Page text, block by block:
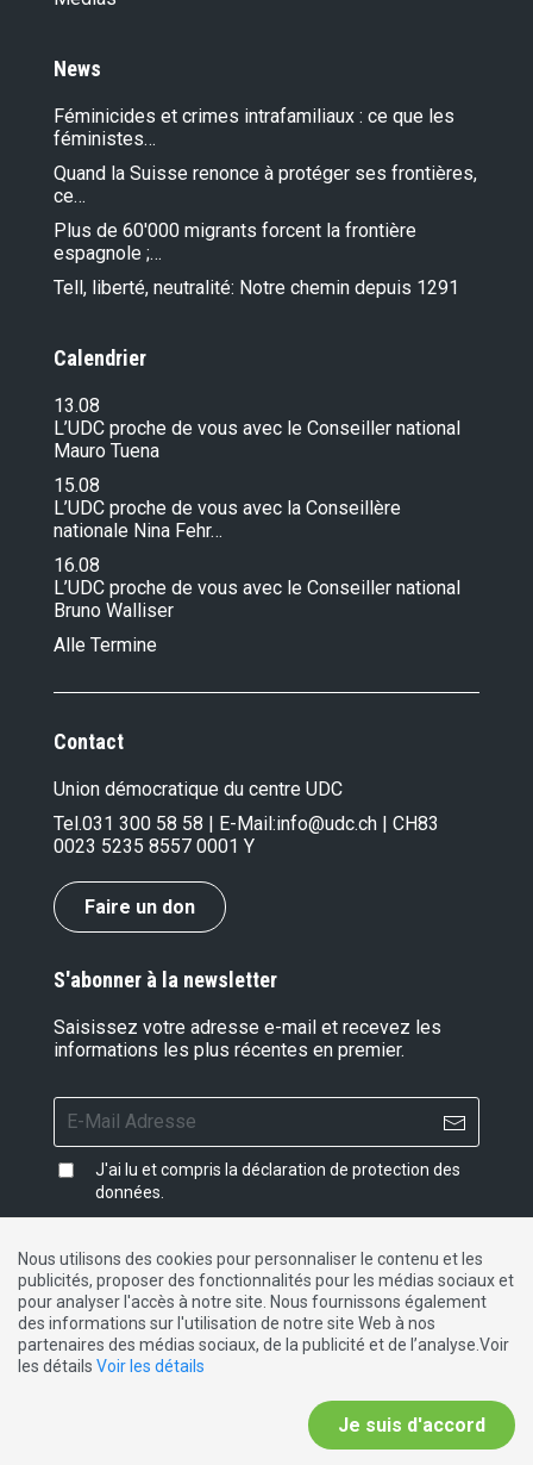
News
Féminicides et crimes intrafamiliaux : ce que les
féministes…
Quand la Suisse renonce à protéger ses frontières,
ce…
Plus de 60'000 migrants forcent la frontière
espagnole ;…
Tell, liberté, neutralité: Notre chemin depuis 1291
Calendrier
13.08
L’UDC proche de vous avec le Conseiller national
Mauro Tuena
15.08
L’UDC proche de vous avec la Conseillère
nationale Nina Fehr…
16.08
L’UDC proche de vous avec le Conseiller national
Bruno Walliser
Alle Termine
Contact
Union démocratique du centre UDC
Tel.031 300 58 58 | E-Mail:info@udc.ch | CH83
0023 5235 8557 0001 Y
Faire un don
S'abonner à la newsletter
Saisissez votre adresse e-mail et recevez les
informations les plus récentes en premier.
J'ai lu et compris la déclaration de protection des
données
Impressum| Protection des données|Contact
DE FR IT
Nous utilisons des cookies pour personnaliser le contenu et les
publicités, proposer des fonctionnalités pour les médias sociaux et
pour analyser l'accès à notre site. Nous fournissons également
des informations sur l'utilisation de notre site Web à nos
partenaires des médias sociaux, de la publicité et de l’analyse.Voir
les détails Voir les détails
Je suis d'accord